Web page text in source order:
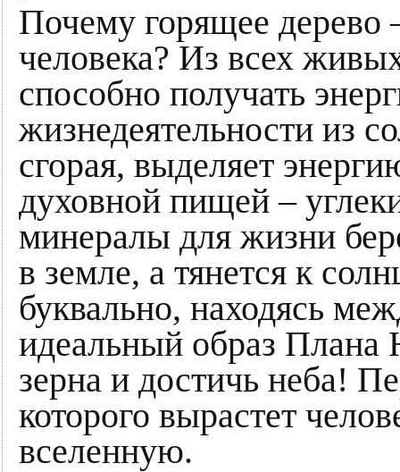
Почему горящее дерево
человека? Из всех
способно получать
жизнедеятельности из
сгорая, выделяет
духовной пищей –
минералы для жизни
в земле, а тянется к
буквально, находясь
идеальный образ Плана
зерна и достичь неба!
которого вырастет
вселенную.